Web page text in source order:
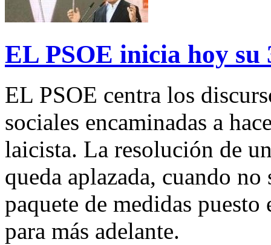
EL PSOE inicia hoy su
EL PSOE centra los
sociales encaminadas a
laicista. La resolución de
queda aplazada, cuando
paquete de medidas
para más adelante.